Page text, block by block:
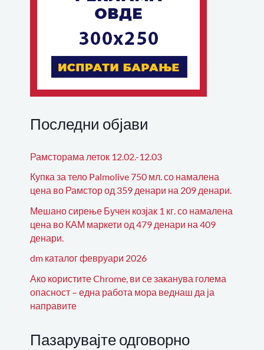
Последни објави
Рамсторама леток 12.02.-12.03
Купка за тело Palmolive 750 мл. со намалена
цена во Рамстор од 359 денари на 209 денари.
Мешано сирење Бучен козјак 1 кг. со намалена
цена во КАМ маркети од 479 денари на 409
денари.
dm каталог февруари 2026
Ако користите Chrome, ви се заканува голема
опасност – една работа мора веднаш да ја
направите
Пазарувајте одговорно